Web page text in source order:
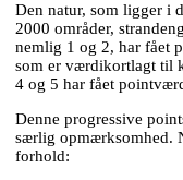
Den natur, som ligger i
2000 områder,
nemlig 1 og 2, har fået
som er værdikortlagt til
4 og 5 har fået
Denne progressive
særlig opmærksomhed.
forhold: